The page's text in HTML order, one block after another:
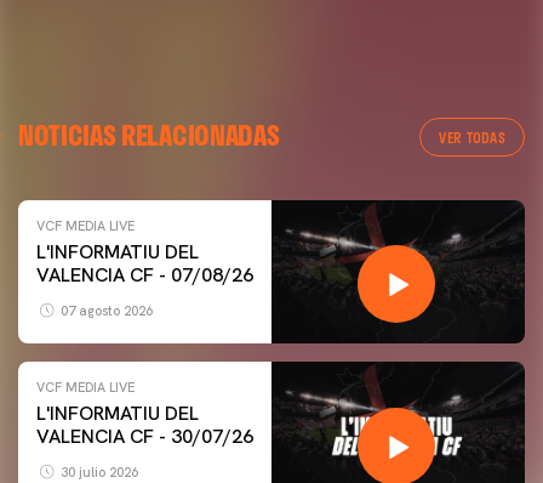
NOTICIAS RELACIONADAS VER TODAS
VCF MEDIA LIVE
L'INFORMATIU DEL
VALENCIA CF - 07/08/26
07 agosto 2026
VCF MEDIA LIVE
L'INFORMATIU DEL
VALENCIA CF - 30/07/26
30 julio 2026